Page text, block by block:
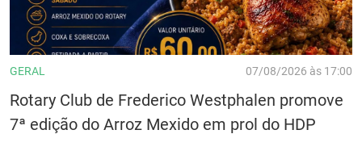
GERAL 07/08/2026 às 17:00
Rotary Club de Frederico Westphalen promove
7ª edição do Arroz Mexido em prol do HDP